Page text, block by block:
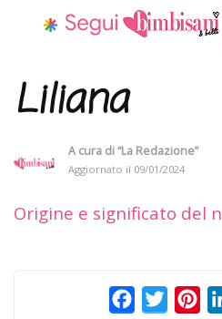
Liliana
A cura di“La Redazione”
Aggiornato il 09/01/2024
Origine e significato del
FacebookTwitter